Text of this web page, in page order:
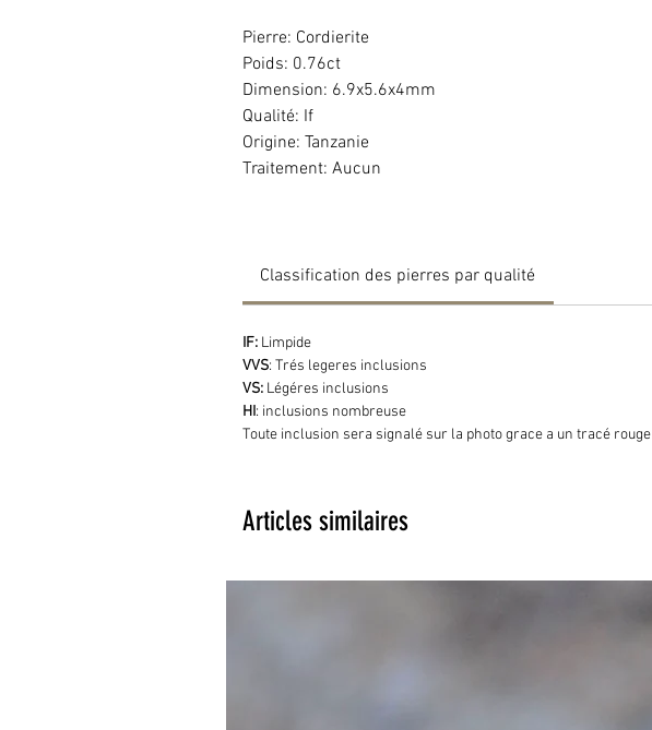
Pierre: Cordierite
Poids: 0.76ct
Dimension: 6.9x5.6x4mm
Qualité: If
Origine: Tanzanie
Traitement: Aucun
Classification des pierres par qualité
IF: Limpide
VVS: Trés legeres inclusions
VS: Légéres inclusions
HI: inclusions nombreuse
Toute inclusion sera signalé sur la photo grace a un tracé rouge
Articles similaires